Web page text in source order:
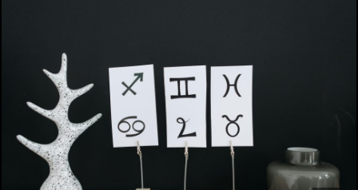
Emisiuni TV
Horoscop
Lifestyle